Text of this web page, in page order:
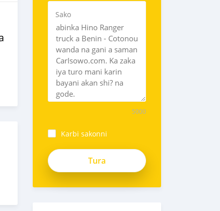
Sako
5000
Karbi sakonni